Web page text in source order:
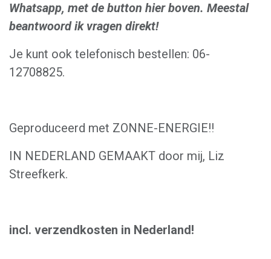
Whatsapp, met de button hier boven. Meestal
beantwoord ik vragen direkt!
Je kunt ook telefonisch bestellen: 06-
12708825.
Geproduceerd met ZONNE-ENERGIE!!
IN NEDERLAND GEMAAKT door mij, Liz
Streefkerk.
incl. verzendkosten in Nederland!